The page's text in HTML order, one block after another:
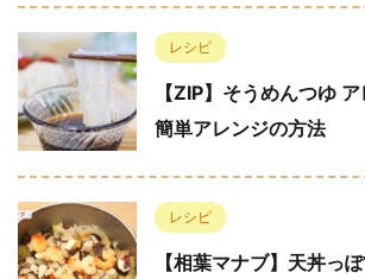
レシピ
【ZIP】そうめんつゆ
簡単アレンジの方法
レシピ
【相葉マナブ】天丼っ